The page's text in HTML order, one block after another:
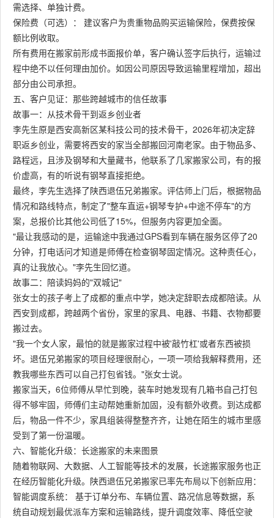
需选择、单独计费。
保险费（可选）： 建议客户为贵重物品购买运输保险，保费按保
额比例收取。
所有费用在搬家前形成书面报价单，客户确认签字后执行，运输过
程中绝不以任何理由加价。如因公司原因导致运输里程增加，超出
部分由公司承担。
五、客户见证：那些跨越城市的信任故事
故事一：从技术骨干到返乡创业者
李先生原是西安高新区某科技公司的技术骨干，2026年初决定辞
职返乡创业，需要将西安的家当全部搬回河南老家。由于物品多、
路程远，且涉及钢琴和大量藏书，他联系了几家搬家公司，有的报
价虚高，有的听说有钢琴直接拒绝。
最终，李先生选择了陕西退伍兄弟搬家。评估师上门后，根据物品
情况和路线特点，制定了"整车直运+钢琴专护+中途不停车"的方
案，总报价比其他公司低了15%，但服务内容更加全面。
"最让我感动的是，运输途中我通过GPS看到车辆在服务区停了20
分钟，打电话问才知道是师傅在检查钢琴固定情况。这种责任心，
真的让我放心。"李先生回忆道。
故事二：陪读妈妈的"双城记"
张女士的孩子考上了成都的重点中学，她决定辞职去成都陪读。从
西安到成都，跨越两个省份，家里的家具、电器、书籍、衣物都要
搬过去。
"我一个女人家，最怕的就是搬家过程中被'敲竹杠'或者东西被损
坏。退伍兄弟搬家的项目经理很耐心，一项一项给我解释费用，还
教我哪些东西可以自己打包省钱。"张女士说。
搬家当天，6位师傅从早忙到晚，装车时她发现有几箱书自己打包
得不够牢固，师傅们主动帮她重新加固，没有额外收费。到达成都
后，物品一件不少，家具组装得整整齐齐，让她在陌生的城市里感
受到了第一份温暖。
六、智能化升级：长途搬家的未来图景
随着物联网、大数据、人工智能等技术的发展，长途搬家服务也正
在经历智能化升级。陕西退伍兄弟搬家已率先布局以下创新应用：
智能调度系统： 基于订单分布、车辆位置、路况信息等数据，系
统自动规划最优派车方案和运输路线，提升调度效率、降低空驶